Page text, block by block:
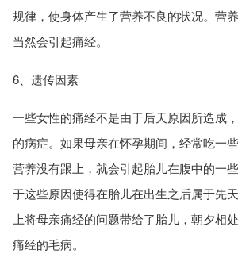
规律，使身体产生了营养不良的状况。营
当然会引起痛经。
6、遗传因素
一些女性的痛经不是由于后天原因所造成
的病症。如果母亲在怀孕期间，经常吃一
营养没有跟上，就会引起胎儿在腹中的一
于这些原因使得在胎儿在出生之后属于先
上将母亲痛经的问题带给了胎儿，朝夕相
痛经的毛病。